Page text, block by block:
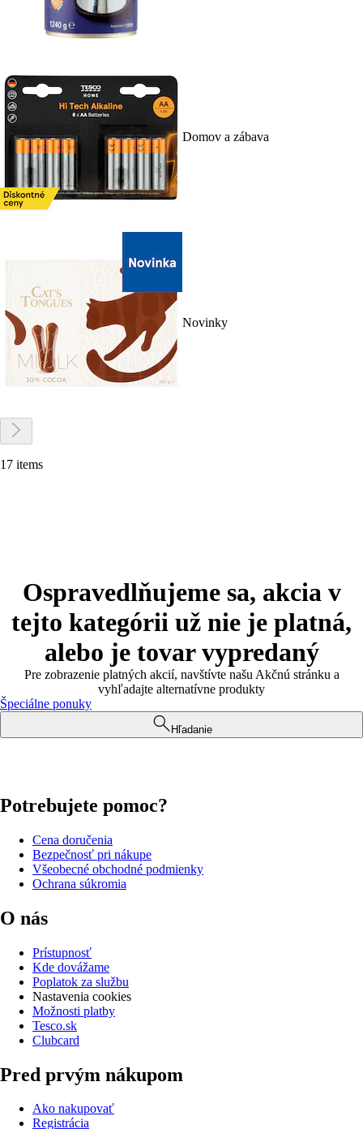
Domov a zábava
Novinky
17 items
Ospravedlňujeme sa, akcia v
tejto kategórii už nie je platná,
alebo je tovar vypredaný
Pre zobrazenie platných akcií, navštívte našu Akčnú stránku a
vyhľadajte alternatívne produkty
Špeciálne ponuky
Hľadanie
Potrebujete pomoc?
Cena doručenia
Bezpečnosť pri nákupe
Všeobecné obchodné podmienky
Ochrana súkromia
O nás
Prístupnosť
Kde dovážame
Poplatok za službu
Nastavenia cookies
Možnosti platby
Tesco.sk
Clubcard
Pred prvým nákupom
Ako nakupovať
Registrácia